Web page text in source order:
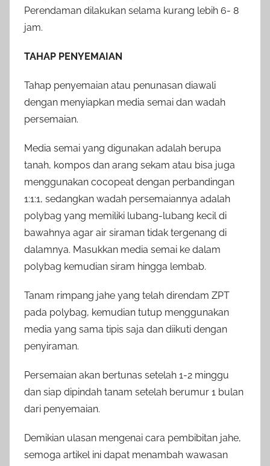
Perendaman dilakukan selama kurang lebih 6- 8
jam.
TAHAP PENYEMAIAN
Tahap penyemaian atau penunasan diawali
dengan menyiapkan media semai dan wadah
persemaian.
Media semai yang digunakan adalah berupa
tanah, kompos dan arang sekam atau bisa juga
menggunakan cocopeat dengan perbandingan
1:1:1, sedangkan wadah persemaiannya adalah
polybag yang memiliki lubang-lubang kecil di
bawahnya agar air siraman tidak tergenang di
dalamnya. Masukkan media semai ke dalam
polybag kemudian siram hingga lembab.
Tanam rimpang jahe yang telah direndam ZPT
pada polybag, kemudian tutup menggunakan
media yang sama tipis saja dan diikuti dengan
penyiraman.
Persemaian akan bertunas setelah 1-2 minggu
dan siap dipindah tanam setelah berumur 1 bulan
dari penyemaian.
Demikian ulasan mengenai cara pembibitan jahe,
semoga artikel ini dapat menambah wawasan